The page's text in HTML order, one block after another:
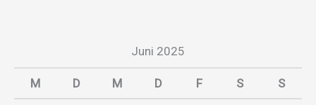
Juni 2025
M D M D F S S